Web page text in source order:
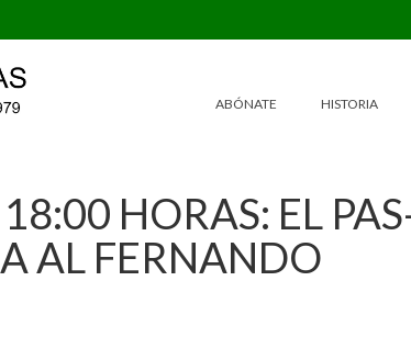
ABÓNATE HISTORIA
HORAS: EL
AL FERNANDO